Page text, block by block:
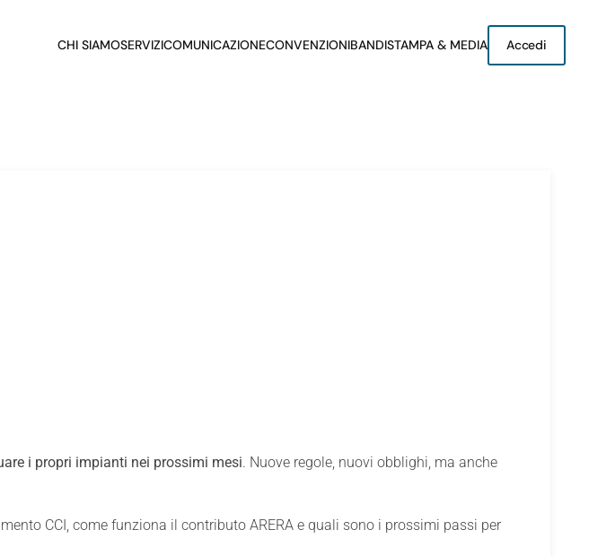
CHI SIAMOSERVIZICOMUNICAZIONECONVENZIONIBANDISTAMPA & MEDIA Accedi
i propri impianti nei prossimi mesi. Nuove regole, nuovi obblighi, ma anche
CCI, come funziona il contributo ARERA e quali sono i prossimi passi per